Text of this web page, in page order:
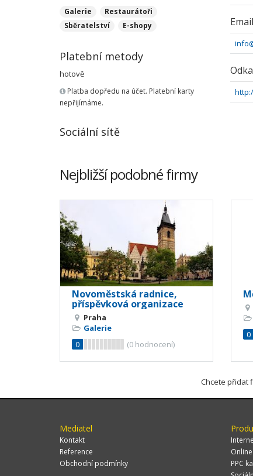
Galerie
Restaurátoři
Sběratelství
E-shopy
Platební metody
hotově
Platba dopředu na účet. Platební karty
nepřijímáme.
Sociální sítě
Nejbližší podobné firmy
Novoměstská radnice,
příspěvková organizace
Praha
Galerie
0
(0 hodnocení)
0
Chcete přidat
Mediatel
Kontakt
Reference
Obchodní podmínky
PPC